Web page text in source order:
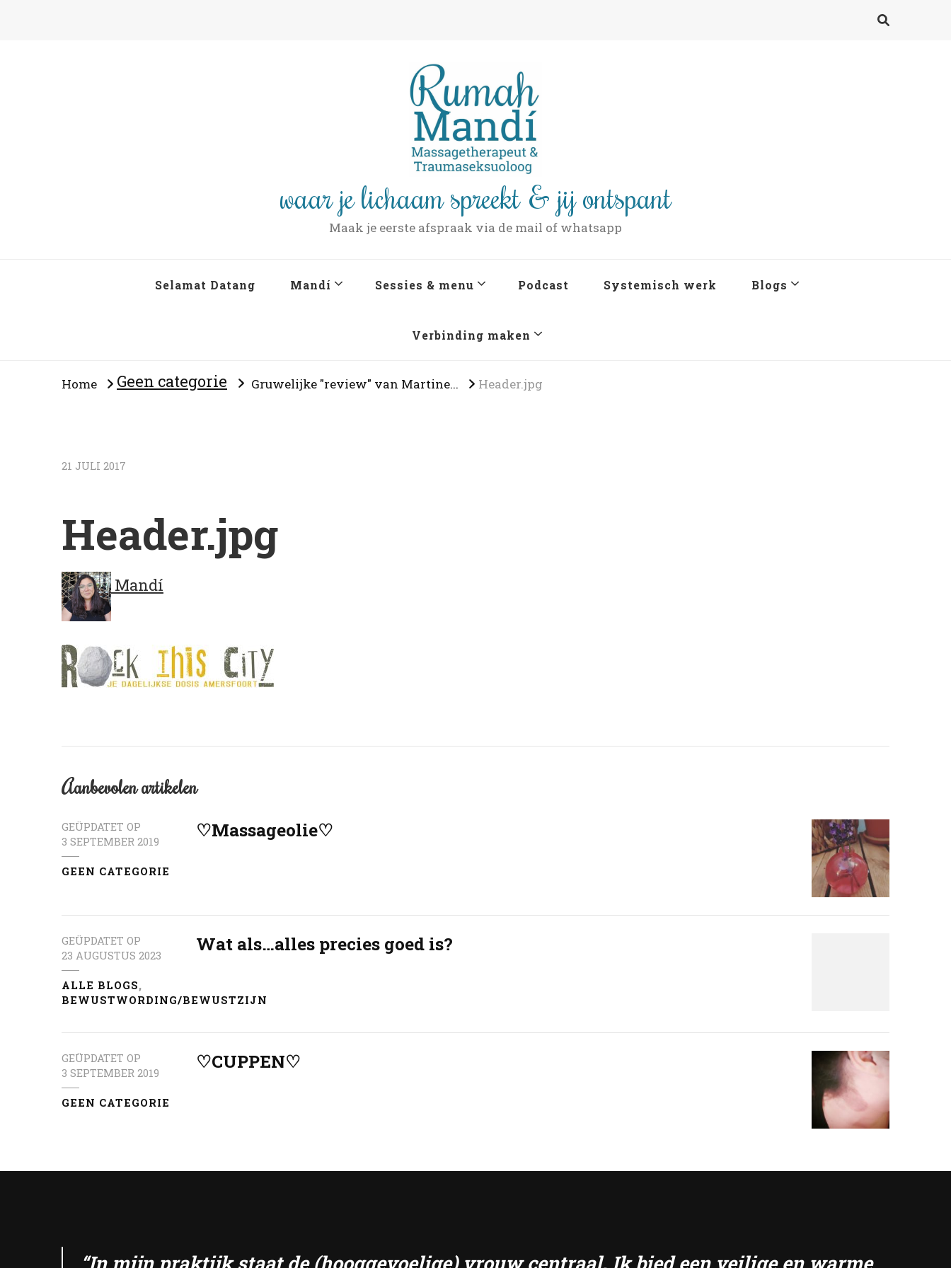
waar je lichaam spreekt & jij ontspant
Maak je eerste afspraak via de mail of whatsapp
Selamat Datang Mandí Sessies & menu Podcast Systemisch werk Blogs
Verbinding maken
Home Geen categorie Gruwelijke "review" van Martine... Header.jpg
21 JULI 2017
Header.jpg
Mandí
Aanbevolen artikelen
GEÜPDATET OP
3 SEPTEMBER 2019
GEEN CATEGORIE
♡Massageolie♡
GEÜPDATET OP
23 AUGUSTUS 2023
ALLE BLOGS
BEWUSTWORDING/BEWUSTZIJN
Wat als…alles precies goed is?
GEÜPDATET OP
3 SEPTEMBER 2019
GEEN CATEGORIE
♡CUPPEN♡
“In mijn praktijk staat de (hooggevoelige) vrouw centraal. Ik bied een veilige en warme